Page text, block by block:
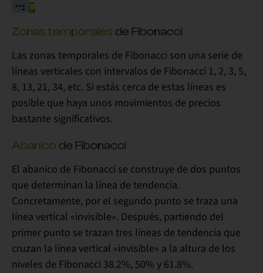
Zonas temporales de Fibonacci
Las zonas temporales de Fibonacci son una serie de
líneas verticales con intervalos de Fibonacci 1, 2, 3, 5,
8, 13, 21, 34, etc. Si estás cerca de estas líneas es
posible que haya unos movimientos de precios
bastante significativos.
Abanico de Fibonacci
El abanico de Fibonacci se construye de dos puntos
que determinan la línea de tendencia.
Concretamente, por el segundo punto se traza una
línea vertical «invisible». Después, partiendo del
primer punto se trazan tres líneas de tendencia que
cruzan la línea vertical «invisible» a la altura de los
niveles de Fibonacci 38.2%, 50% y 61.8%.